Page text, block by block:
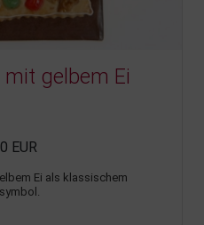
gelbem Ei
EUR
Ei als klassischem